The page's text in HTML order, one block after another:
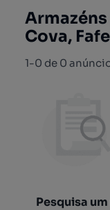
Cova, Fafe
1-0 de 0
Pesquisa